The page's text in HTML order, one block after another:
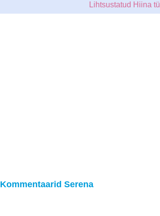
Lihtsustatud Hiina
Kommentaarid Serena